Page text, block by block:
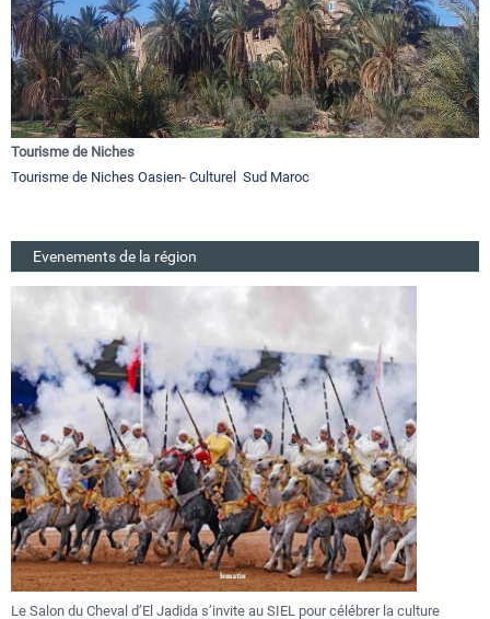
Tourisme de Niches
Tourisme de Niches Oasien- Culturel Sud Maroc
Evenements de la région
Jadida s’invite au SIEL pour célébrer la culture
Festival Gnaoua 2026 :